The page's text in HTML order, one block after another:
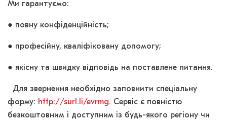
Ми гарантуємо:
● повну конфіденційність;
● професійну, кваліфіковану допомогу;
● якісну та швидку відповідь на поставлене питання.
Для звернення необхідно заповнити спеціальну
форму: http://surl.li/evrmg. Сервіс є повністю
безкоштовним і доступним із будь-якого регіону чи